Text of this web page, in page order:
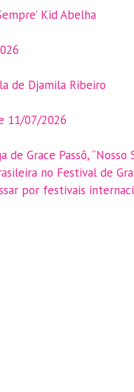
Kid Abelha
de Djamila Ribeiro
11/07/2026
de Grace Passô, “Nosso
no Festival de
por festivais